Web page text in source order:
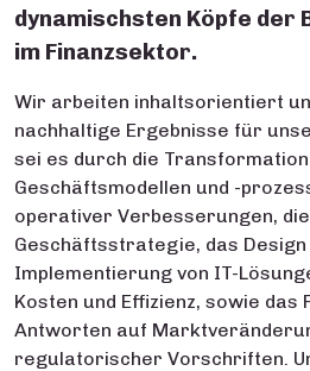
dynamischsten Köpfe der
im Finanzsektor.
Wir arbeiten inhaltsorientiert
nachhaltige Ergebnisse für
sei es durch die Transformation
Geschäftsmodellen und -
operativer Verbesserungen,
Geschäftsstrategie, das Design
Implementierung von IT-
Kosten und Effizienz, sowie das
Antworten auf
regulatorischer Vorschriften.